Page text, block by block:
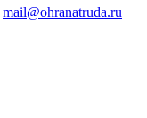
mail@ohranatruda.ru